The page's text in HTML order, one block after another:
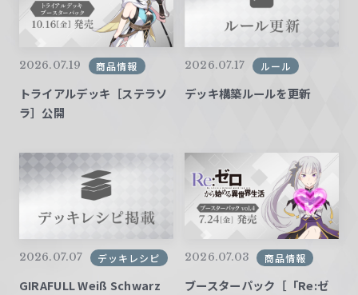
2026.07.19 商品情報
トライアルデッキ［ステラソ
ラ］公開
2026.07.17 ルール
デッキ構築ルールを更新
2026.07.07 デッキレシピ
GIRAFULL Weiß Schwarz
2026.07.03 商品情報
ブースターパック［「Re:ゼ